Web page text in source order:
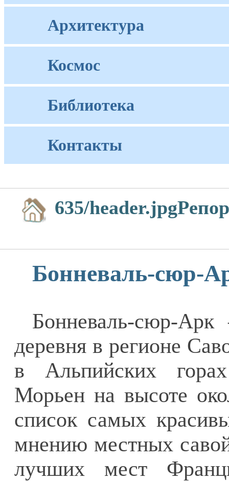
Архитектура
Космос
Библиотека
Контакты
635/
Бонневаль-сюр-
Бонневаль-сюр-Арк
деревня в регионе
в Альпийских
Морьен на высоте
список самых
мнению местных
лучших мест